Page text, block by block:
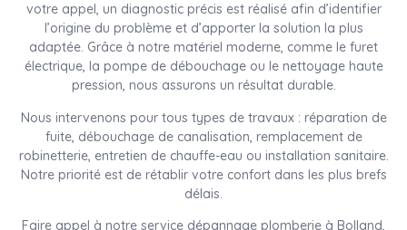
votre appel, un diagnostic précis est réalisé afin d’identifier
l’origine du problème et d’apporter la solution la plus
adaptée. Grâce à notre matériel moderne, comme le furet
électrique, la pompe de débouchage ou le nettoyage haute
pression, nous assurons un résultat durable.
Nous intervenons pour tous types de travaux : réparation de
fuite, débouchage de canalisation, remplacement de
robinetterie, entretien de chauffe-eau ou installation sanitaire.
Notre priorité est de rétablir votre confort dans les plus brefs
délais.
Faire appel à notre service dépannage plomberie à Bolland,